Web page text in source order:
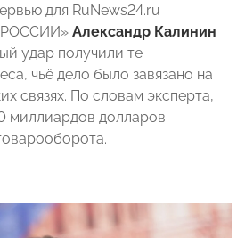
для RuNews24.ru
РОССИИ» Александр Калинин
удар получили те
чьё дело было завязано на
связях. По словам эксперта,
миллиардов долларов